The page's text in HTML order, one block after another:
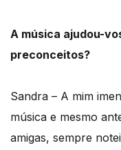
A música ajudou-
preconceitos?
Sandra – A mim
música e mesmo
amigas, sempre